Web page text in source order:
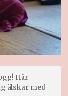
Här
älskar med